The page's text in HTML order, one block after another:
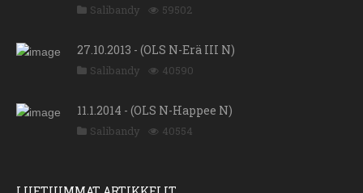
Salibandy 59502
27.10.2013 - (OLS N-Erä III N)
Salibandy 40590
11.1.2014 - (OLS N-Happee N)
Salibandy 40554